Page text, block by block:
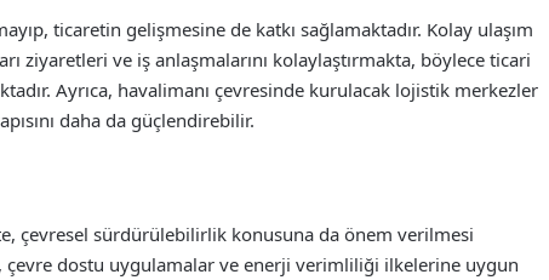
ticaretin gelişmesine de katkı sağlamaktadır. Kolay ulaşım
ziyaretleri ve iş anlaşmalarını kolaylaştırmakta, böylece ticari
Ayrıca, havalimanı çevresinde kurulacak lojistik merkezler
daha da güçlendirebilir.
çevresel sürdürülebilirlik konusuna da önem verilmesi
çevre dostu uygulamalar ve enerji verimliliği ilkelerine uygun